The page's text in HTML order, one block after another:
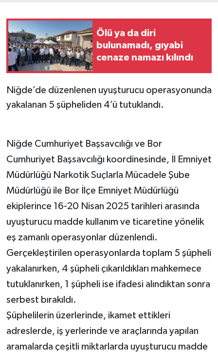
Ölü ya da diri
bulunamadı, gıyabi
cenaze namazı kılındı
Niğde’de düzenlenen uyuşturucu operasyonunda
yakalanan 5 şüpheliden 4’ü tutuklandı.
Niğde Cumhuriyet Başsavcılığı ve Bor
Cumhuriyet Başsavcılığı koordinesinde, İl Emniyet
Müdürlüğü Narkotik Suçlarla Mücadele Şube
Müdürlüğü ile Bor İlçe Emniyet Müdürlüğü
ekiplerince 16-20 Nisan 2025 tarihleri arasında
uyuşturucu madde kullanım ve ticaretine yönelik
eş zamanlı operasyonlar düzenlendi.
Gerçekleştirilen operasyonlarda toplam 5 şüpheli
yakalanırken, 4 şüpheli çıkarıldıkları mahkemece
tutuklanırken, 1 şüpheli ise ifadesi alındıktan sonra
serbest bırakıldı.
Şüphelilerin üzerlerinde, ikamet ettikleri
adreslerde, iş yerlerinde ve araçlarında yapılan
aramalarda çeşitli miktarlarda uyuşturucu madde